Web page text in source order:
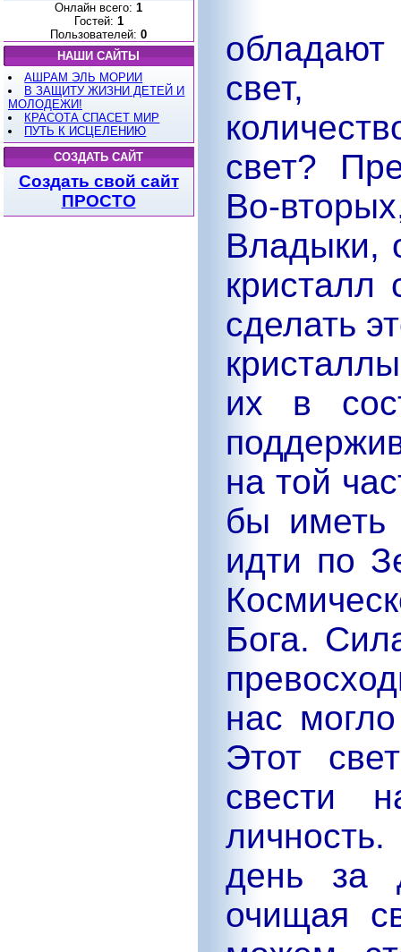
Онлайн всего: 1
Гостей: 1
Пользователей: 0
НАШИ САЙТЫ
АШРАМ ЭЛЬ МОРИИ
В ЗАЩИТУ ЖИЗНИ ДЕТЕЙ И
МОЛОДЕЖИ!
КРАСОТА СПАСЕТ МИР
ПУТЬ К ИСЦЕЛЕНИЮ
СОЗДАТЬ САЙТ
Создать свой сайт
ПРОСТО
обладают
свет,
свет?
Во-
Владыки,
сделать
их в
на той
бы иметь
идти по
Бога.
нас
Этот
свести
день за
очищая